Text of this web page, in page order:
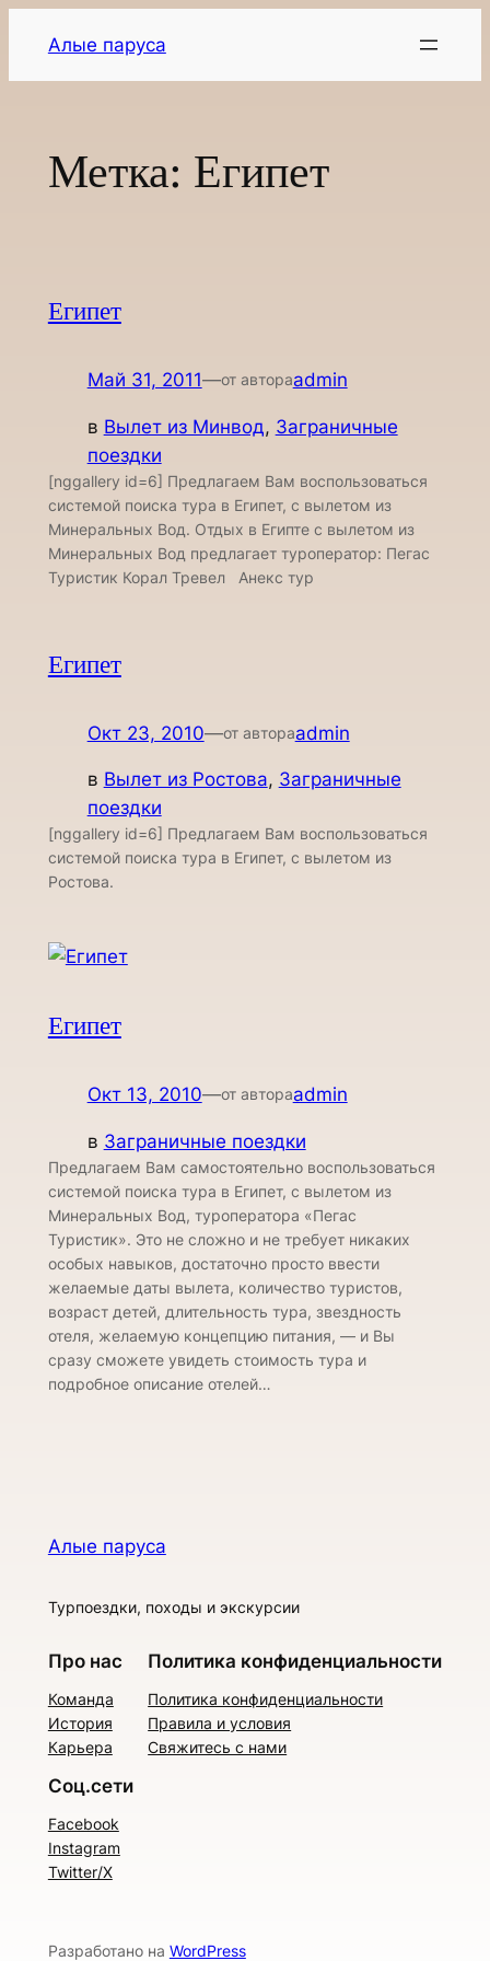
содержимому
Алые паруса
Метка: Египет
Египет
Май 31, 2011—от автораadmin
в Вылет из Минвод, Заграничные
поездки
[nggallery id=6] Предлагаем Вам воспользоваться
системой поиска тура в Египет, с вылетом из
Минеральных Вод. Отдых в Египте с вылетом из
Минеральных Вод предлагает туроператор: Пегас
Туристик Корал Тревел Анекс тур
Египет
Окт 23, 2010—от автораadmin
в Вылет из Ростова, Заграничные
поездки
[nggallery id=6] Предлагаем Вам воспользоваться
системой поиска тура в Египет, с вылетом из
Ростова.
Египет
Окт 13, 2010—от автораadmin
в Заграничные поездки
Предлагаем Вам самостоятельно воспользоваться
системой поиска тура в Египет, c вылетом из
Минеральных Вод, туроператора «Пегас
Туристик». Это не сложно и не требует никаких
особых навыков, достаточно просто ввести
желаемые даты вылета, количество туристов,
возраст детей, длительность тура, звездность
отеля, желаемую концепцию питания, — и Вы
сразу сможете увидеть стоимость тура и
подробное описание отелей…
Алые паруса
Турпоездки, походы и экскурсии
Про нас
Команда
История
Карьера
Политика конфиденциальности
Политика конфиденциальности
Правила и условия
Свяжитесь с нами
Соц.сети
Facebook
Instagram
Twitter/X
Разработано на WordPress